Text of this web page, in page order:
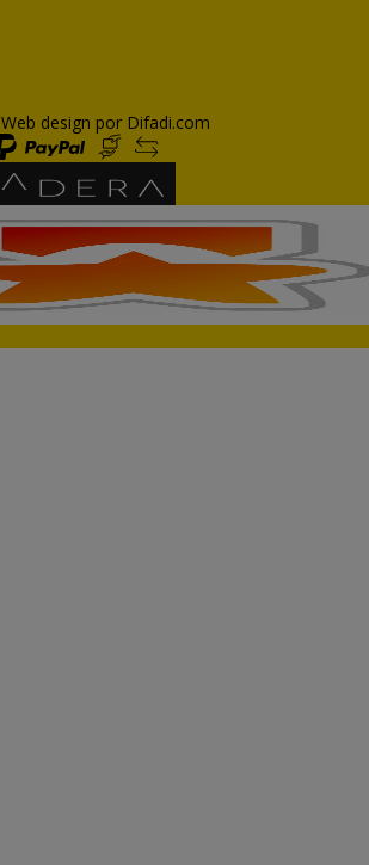
Web design por Difadi.com